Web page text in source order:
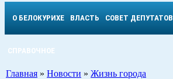
О БЕЛОКУРИХЕ ВЛАСТЬ СОВЕТ ДЕПУТАТОВ
СПРАВОЧНОЕ
Главная » Новости » Жизнь города